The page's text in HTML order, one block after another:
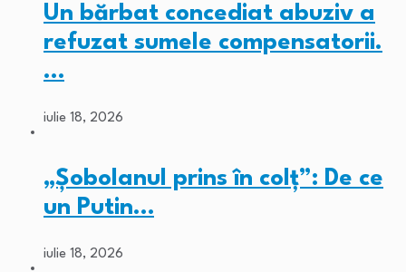
Un bărbat concediat abuziv a
refuzat sumele compensatorii.
…
iulie 18, 2026
„Șobolanul prins în colț”: De ce
un Putin…
iulie 18, 2026